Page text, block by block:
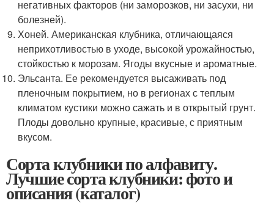
негативных факторов (ни заморозков, ни засухи, ни
болезней).
Хоней. Американская клубника, отличающаяся
неприхотливостью в уходе, высокой урожайностью,
стойкостью к морозам. Ягоды вкусные и ароматные.
Эльсанта. Ее рекомендуется высаживать под
пленочным покрытием, но в регионах с теплым
климатом кустики можно сажать и в открытый грунт.
Плоды довольно крупные, красивые, с приятным
вкусом.
Сорта клубники по алфавиту.
Лучшие сорта клубники: фото и
описания (каталог)